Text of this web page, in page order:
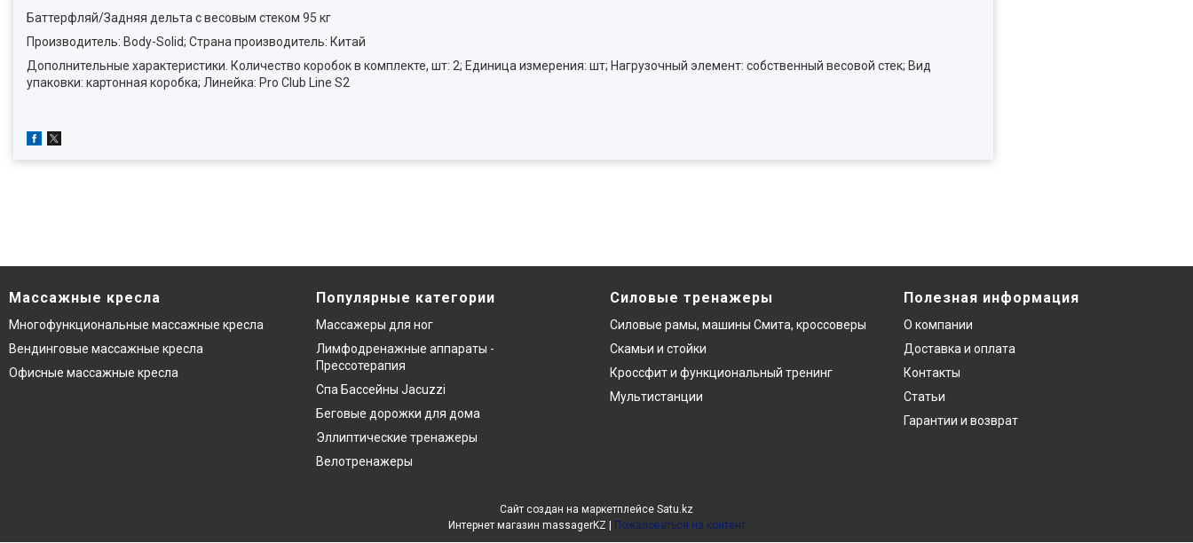
Баттерфляй/Задняя дельта с весовым стеком 95 кг
Производитель: Body-Solid; Страна производитель: Китай
Дополнительные характеристики. Количество коробок в комплекте, шт: 2; Единица измерения: шт; Нагрузочный элемент: собственный весовой стек; Вид
упаковки: картонная коробка; Линейка: Pro Club Line S2
Массажные кресла
Многофункциональные массажные кресла
Вендинговые массажные кресла
Офисные массажные кресла
Популярные категории
Массажеры для ног
Лимфодренажные аппараты -
Прессотерапия
Спа Бассейны Jacuzzi
Беговые дорожки для дома
Эллиптические тренажеры
Велотренажеры
Силовые тренажеры
Силовые рамы, машины Смита, кроссоверы
Скамьи и стойки
Кроссфит и функциональный тренинг
Мультистанции
Полезная информация
О компании
Доставка и оплата
Контакты
Статьи
Гарантии и возврат
Сайт создан на маркетплейсе Satu.kz
Пожаловаться на контент